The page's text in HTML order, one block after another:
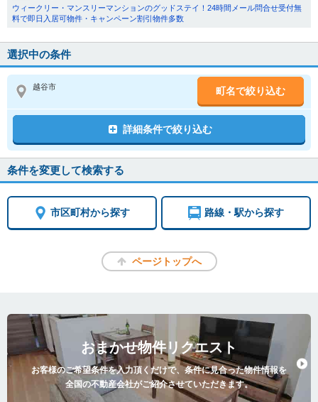
ウィークリー・マンスリーマンションのグッドステイ！24時間メール問合せ受付無
料で即日入居可物件・キャンペーン割引物件多数
選択中の条件
越谷市 町名で絞り込む
詳細条件で絞り込む
条件を変更して検索する
市区町村から探す 路線・駅から探す
ページトップへ
おまかせ物件リクエスト
お客様のご希望条件を入力頂くだけで、条件に見合った物件情報を
全国の不動産会社がご紹介させていただきます。